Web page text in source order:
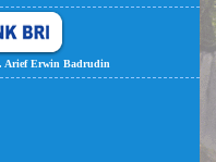
Arief Erwin Badrudin